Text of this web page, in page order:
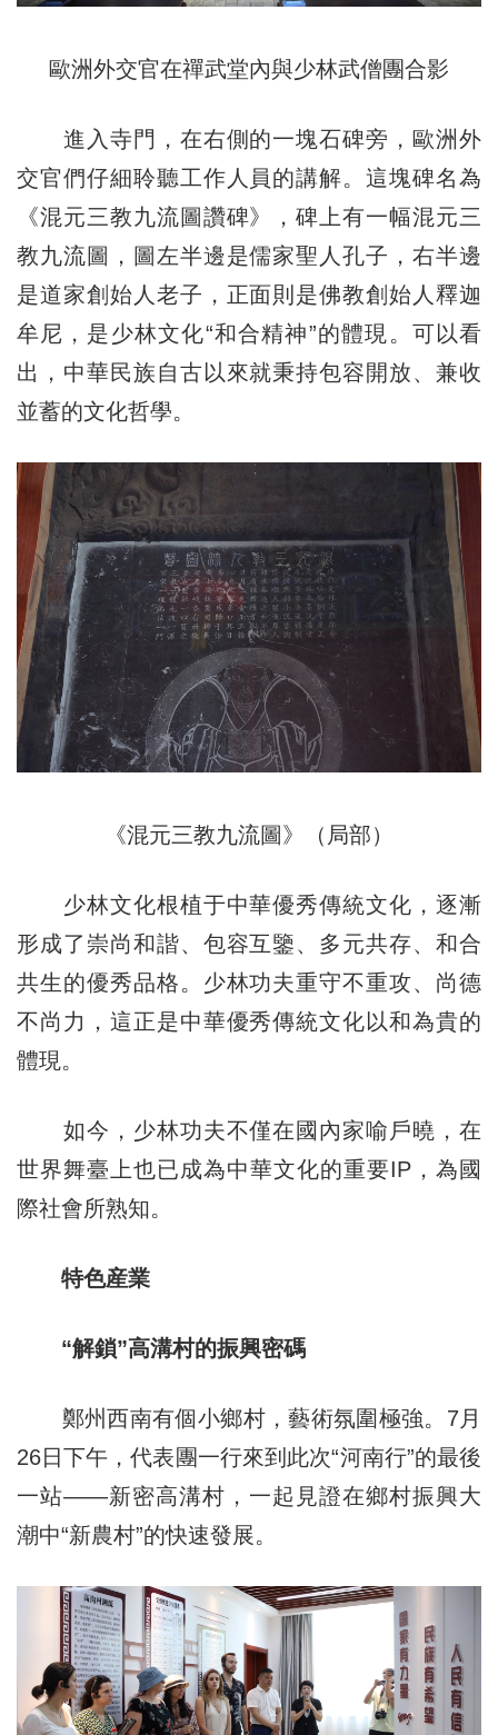
歐洲外交官在禪武堂內與少林武僧團合影
進入寺門，在右側的一塊石碑旁，歐洲外
交官們仔細聆聽工作人員的講解。這塊碑名為
《混元三教九流圖讚碑》，碑上有一幅混元三
教九流圖，圖左半邊是儒家聖人孔子，右半邊
是道家創始人老子，正面則是佛教創始人釋迦
牟尼，是少林文化“和合精神”的體現。可以看
出，中華民族自古以來就秉持包容開放、兼收
並蓄的文化哲學。
《混元三教九流圖》（局部）
少林文化根植于中華優秀傳統文化，逐漸
形成了崇尚和諧、包容互鑒、多元共存、和合
共生的優秀品格。少林功夫重守不重攻、尚德
不尚力，這正是中華優秀傳統文化以和為貴的
體現。
如今，少林功夫不僅在國內家喻戶曉，在
世界舞臺上也已成為中華文化的重要IP，為國
際社會所熟知。
特色産業
“解鎖”高溝村的振興密碼
鄭州西南有個小鄉村，藝術氛圍極強。7月
26日下午，代表團一行來到此次“河南行”的最後
一站——新密高溝村，一起見證在鄉村振興大
潮中“新農村”的快速發展。